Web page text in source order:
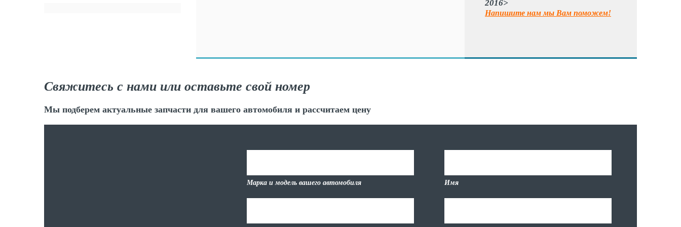
2016>
Напишите нам мы Вам поможем!
Свяжитесь с нами или оставьте свой номер
Мы подберем актуальные запчасти для вашего автомобиля и рассчитаем цену
Марка и модель вашего автомобиля Имя